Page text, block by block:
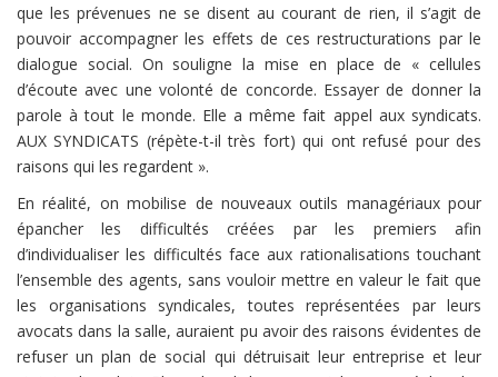
que les prévenues ne se disent au courant de rien, il s’agit de
pouvoir accompagner les effets de ces restructurations par le
dialogue social. On souligne la mise en place de « cellules
d’écoute avec une volonté de concorde. Essayer de donner la
parole à tout le monde. Elle a même fait appel aux syndicats.
AUX SYNDICATS (répète-t-il très fort) qui ont refusé pour des
raisons qui les regardent ».
En réalité, on mobilise de nouveaux outils managériaux pour
épancher les difficultés créées par les premiers afin
d’individualiser les difficultés face aux rationalisations touchant
l’ensemble des agents, sans vouloir mettre en valeur le fait que
les organisations syndicales, toutes représentées par leurs
avocats dans la salle, auraient pu avoir des raisons évidentes de
refuser un plan de social qui détruisait leur entreprise et leur